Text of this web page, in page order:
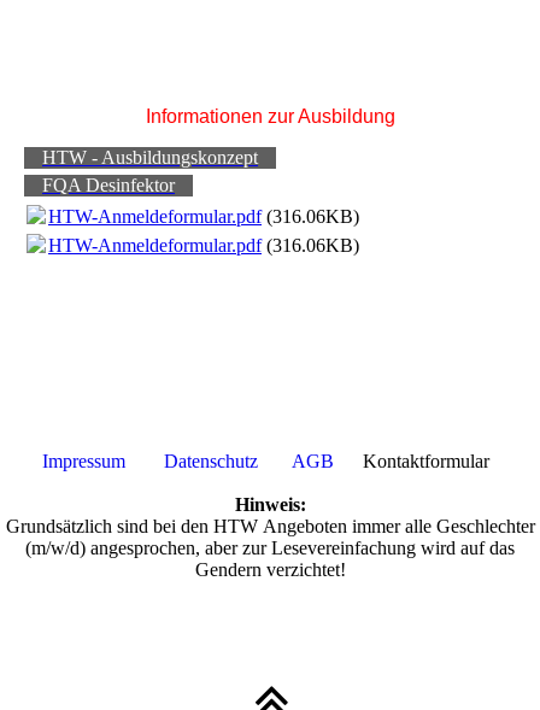
Informationen zur Ausbildung
HTW - Ausbildungskonzept
FQA Desinfektor
HTW-Anmeldeformular.pdf(316.06KB)
HTW-Anmeldeformular.pdf(316.06KB)
Impressum Datenschutz AGB Kontaktformular
Hinweis:
Grundsätzlich sind bei den HTW Angeboten immer alle Geschlechter
(m/w/d) angesprochen, aber zur Lesevereinfachung wird auf das
Gendern verzichtet!